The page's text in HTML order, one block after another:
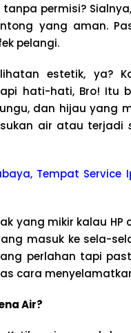
permisi? Sialnya,
yang aman.
pelangi.
estetik, ya?
hati-hati, Bro! Itu
dan hijau yang
air atau terjadi
Tempat Service
yang mikir kalau HP
masuk ke sela-
perlahan tapi
cara
Air?